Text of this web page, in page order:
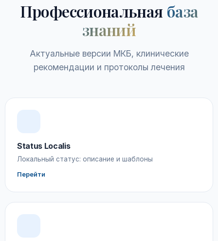
Профессиональная база
знаний
Актуальные версии МКБ, клинические
рекомендации и протоколы лечения
Status Localis
Локальный статус: описание и шаблоны
Перейти